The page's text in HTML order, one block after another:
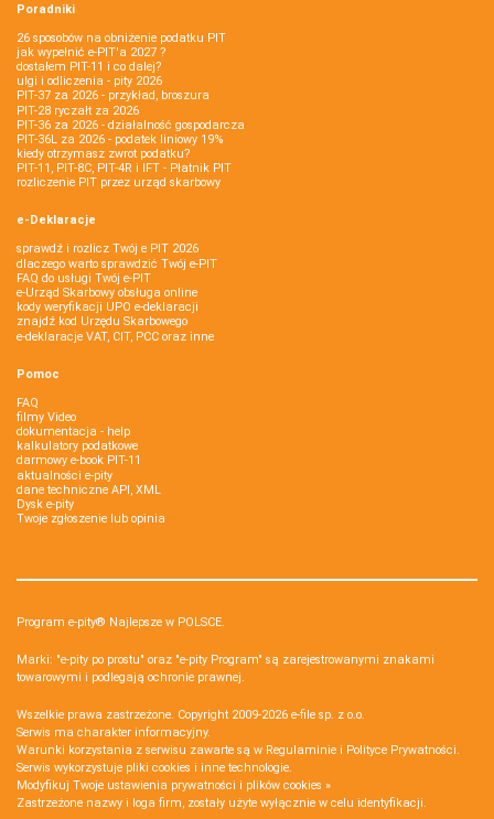
Poradniki
26 sposobów na obniżenie podatku PIT
jak wypełnić e-PIT'a 2027 ?
dostałem PIT-11 i co dalej?
ulgi i odliczenia - pity 2026
PIT-37 za 2026 - przykład, broszura
PIT-28 ryczałt za 2026
PIT-36 za 2026 - działalność gospodarcza
PIT-36L za 2026 - podatek liniowy 19%
kiedy otrzymasz zwrot podatku?
PIT-11, PIT-8C, PIT-4R i IFT - Płatnik PIT
rozliczenie PIT przez urząd skarbowy
e-Deklaracje
sprawdź i rozlicz Twój e PIT 2026
dlaczego warto sprawdzić Twój e-PIT
FAQ do usługi Twój e-PIT
e-Urząd Skarbowy obsługa online
kody weryfikacji UPO e-deklaracji
znajdź kod Urzędu Skarbowego
e-deklaracje VAT, CIT, PCC oraz inne
Pomoc
FAQ
filmy Video
dokumentacja - help
kalkulatory podatkowe
darmowy e-book PIT-11
aktualności e-pity
dane techniczne API, XML
Dysk e-pity
Twoje zgłoszenie lub opinia
Program e-pity® Najlepsze w POLSCE.
Marki: "e-pity po prostu" oraz "e-pity Program" są zarejestrowanymi znakami
towarowymi i podlegają ochronie prawnej.
Wszelkie prawa zastrzeżone. Copyright 2009-2026 e-file sp. z o.o.
Serwis ma charakter informacyjny.
Warunki korzystania z serwisu zawarte są w Regulaminie i Polityce Prywatności.
Serwis wykorzystuje pliki cookies i inne technologie.
Modyfikuj Twoje ustawienia prywatności i plików cookies »
Zastrzeżone nazwy i loga firm, zostały użyte wyłącznie w celu identyfikacji.